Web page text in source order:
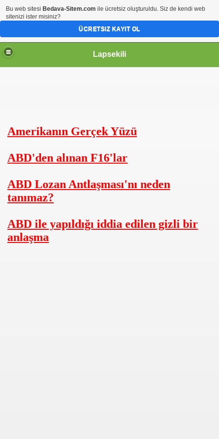
Lapsekili
Amerikanın Gerçek Yüzü
ABD'den alınan F16'lar
ABD Lozan Antlaşması'nı neden
tanımaz?
ABD ile yapıldığı iddia edilen gizli bir
anlaşma
Bu web sitesi Bedava-Sitem.com ile ücretsiz oluşturuldu. Siz de kendi web
sitenizi ister misiniz?
ÜCRETSIZ KAYIT OL